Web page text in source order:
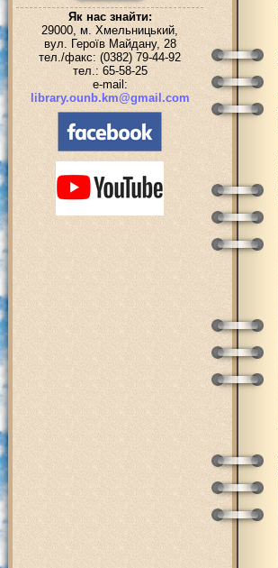
Як нас знайти:
29000, м. Хмельницький,
вул. Героїв Майдану, 28
тел./факс: (0382) 79-44-92
тел.: 65-58-25
e-mail:
library.ounb.km@gmail.com